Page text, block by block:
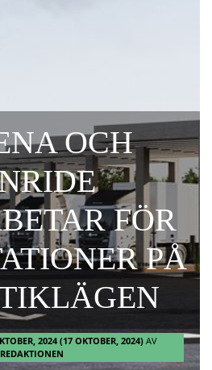
OCH
FÖR
PÅ
2024(17 OKTOBER, 2024) AV
REDAKTIONEN